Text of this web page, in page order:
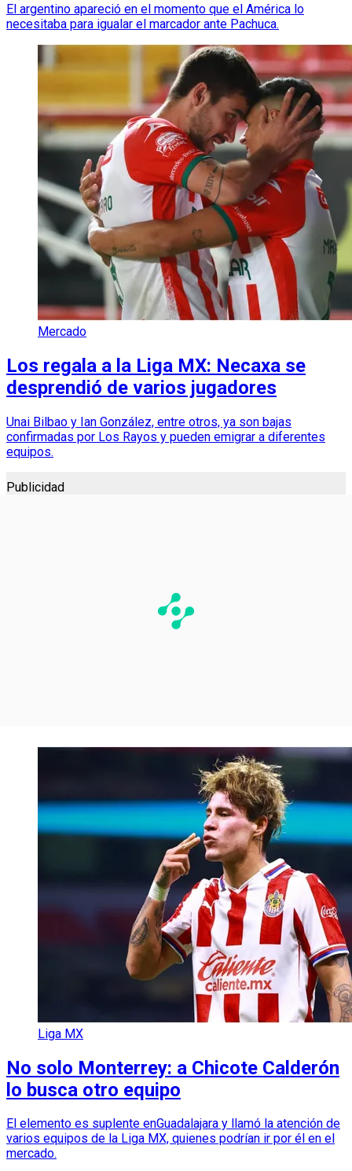
El argentino apareció en el momento que el América lo
necesitaba para igualar el marcador ante Pachuca.
Mercado
Los regala a la Liga MX: Necaxa se
desprendió de varios jugadores
Unai Bilbao y Ian González, entre otros, ya son bajas
confirmadas por Los Rayos y pueden emigrar a diferentes
equipos.
Publicidad
Liga MX
No solo Monterrey: a Chicote Calderón
lo busca otro equipo
El elemento es suplente enGuadalajara y llamó la atención de
varios equipos de la Liga MX, quienes podrían ir por él en el
mercado.